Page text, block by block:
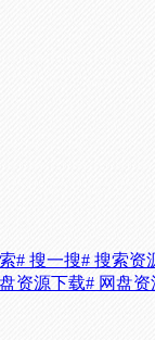
# 搜一搜# 搜索资
资源下载# 网盘